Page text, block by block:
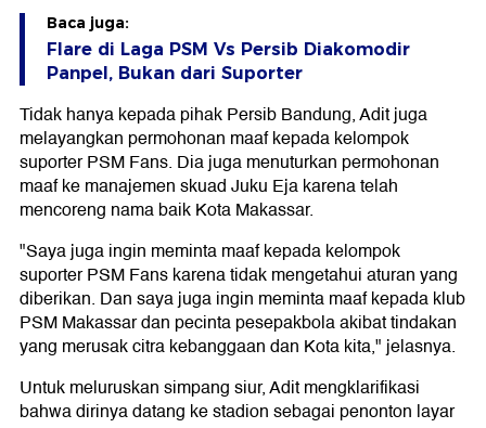
Baca juga:
Flare di Laga PSM Vs Persib Diakomodir
Panpel, Bukan dari Suporter
Tidak hanya kepada pihak Persib Bandung, Adit juga
melayangkan permohonan maaf kepada kelompok
suporter PSM Fans. Dia juga menuturkan permohonan
maaf ke manajemen skuad Juku Eja karena telah
mencoreng nama baik Kota Makassar.
"Saya juga ingin meminta maaf kepada kelompok
suporter PSM Fans karena tidak mengetahui aturan yang
diberikan. Dan saya juga ingin meminta maaf kepada klub
PSM Makassar dan pecinta pesepakbola akibat tindakan
yang merusak citra kebanggaan dan Kota kita," jelasnya.
Untuk meluruskan simpang siur, Adit mengklarifikasi
bahwa dirinya datang ke stadion sebagai penonton layar